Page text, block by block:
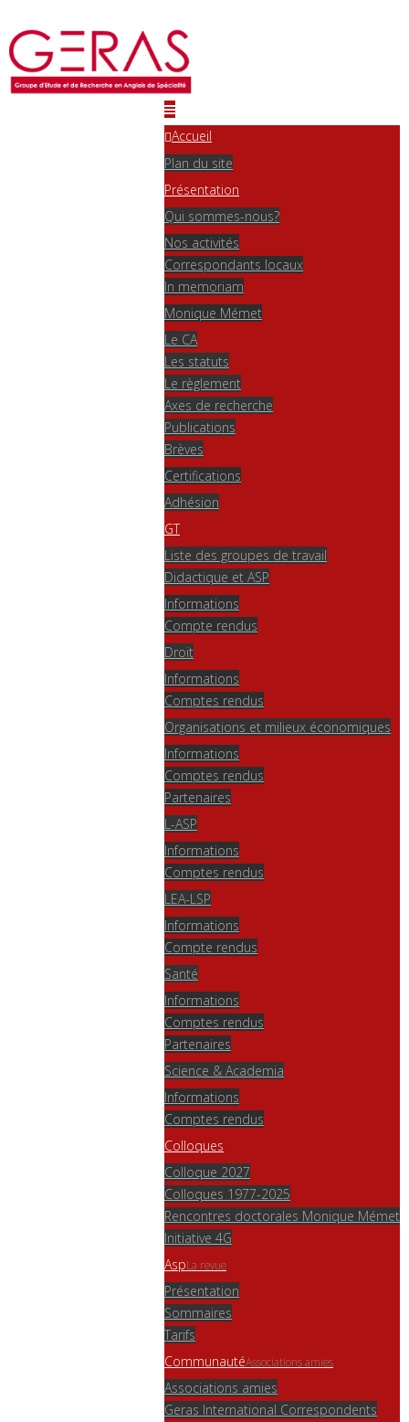
Accueil
Plan du site
Présentation
Qui sommes-nous?
Nos activités
Correspondants locaux
In memoriam
Monique Mémet
Le CA
Les statuts
Le règlement
Axes de recherche
Publications
Brèves
Certifications
Adhésion
GT
Liste des groupes de travail
Didactique et ASP
Informations
Compte rendus
Droit
Informations
Comptes rendus
Organisations et milieux économiques
Informations
Comptes rendus
Partenaires
L-ASP
Informations
Comptes rendus
LEA-LSP
Informations
Compte rendus
Santé
Informations
Comptes rendus
Partenaires
Science & Academia
Informations
Comptes rendus
Colloques
Colloque 2027
Colloques 1977-2025
Rencontres doctorales Monique Mémet
Initiative 4G
AspLa revue
Présentation
Sommaires
Tarifs
CommunautéAssociations amies
Associations amies
Geras International Correspondents